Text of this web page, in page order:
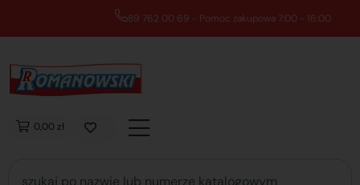
89 762 00 69 - Pomoc zakupowa 7:00 - 16:00
0,00 zł